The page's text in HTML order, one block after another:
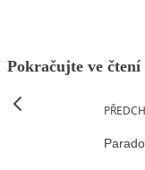
Pokračujte ve čtení